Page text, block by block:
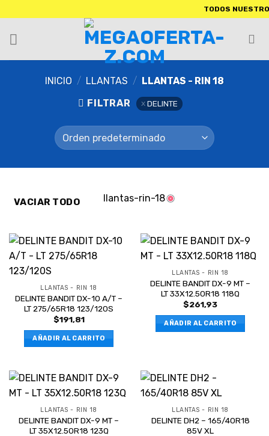
TODOS NUESTROS
INICIO / LLANTAS / LLANTAS - RIN 18
FILTRAR
DELINTE
VACIAR TODO llantas-rin-18
LLANTAS - RIN 18
DELINTE BANDIT DX-10 A/T –
LT 275/65R18 123/120S
$191,81
AÑADIR AL CARRITO
LLANTAS - RIN 18
DELINTE BANDIT DX-9 MT –
LT 33X12.50R18 118Q
$261,93
AÑADIR AL CARRITO
LLANTAS - RIN 18
DELINTE BANDIT DX-9 MT –
LT 35X12.50R18 123Q
LLANTAS - RIN 18
DELINTE DH2 – 165/40R18
85V XL